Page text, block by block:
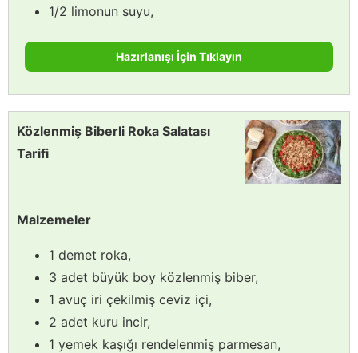
1/2 limonun suyu,
Hazırlanışı İçin Tıklayın
Közlenmiş Biberli Roka Salatası
Tarifi
Malzemeler
1 demet roka,
3 adet büyük boy közlenmiş biber,
1 avuç iri çekilmiş ceviz içi,
2 adet kuru incir,
1 yemek kaşığı rendelenmiş parmesan,